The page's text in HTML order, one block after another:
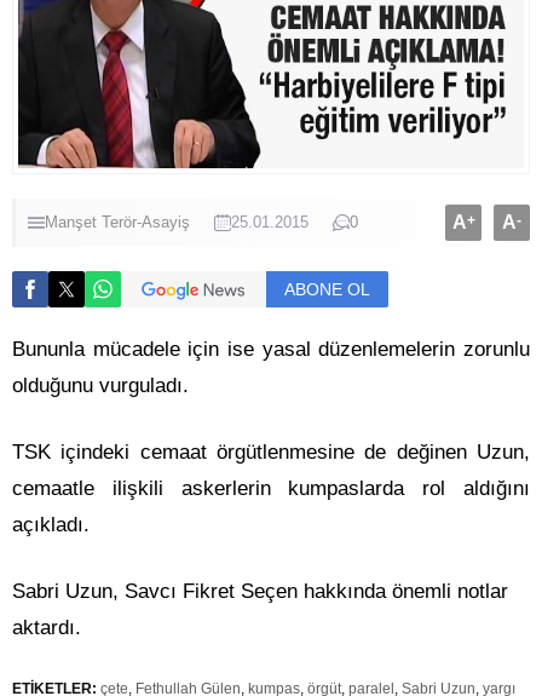
Manşet Terör-Asayiş 25.01.2015 0 A+ A-
ABONE OL
Bununla mücadele için ise yasal düzenlemelerin zorunlu
olduğunu vurguladı.
TSK içindeki cemaat örgütlenmesine de değinen Uzun,
cemaatle ilişkili askerlerin kumpaslarda rol aldığını
açıkladı.
Sabri Uzun, Savcı Fikret Seçen hakkında önemli notlar
aktardı.
ETİKETLER: çete, Fethullah Gülen, kumpas, örgüt, paralel , Sabri Uzun, yargı